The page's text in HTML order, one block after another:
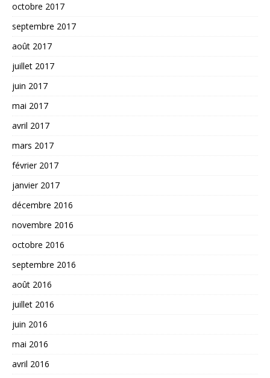
octobre 2017
septembre 2017
août 2017
juillet 2017
juin 2017
mai 2017
avril 2017
mars 2017
février 2017
janvier 2017
décembre 2016
novembre 2016
octobre 2016
septembre 2016
août 2016
juillet 2016
juin 2016
mai 2016
avril 2016